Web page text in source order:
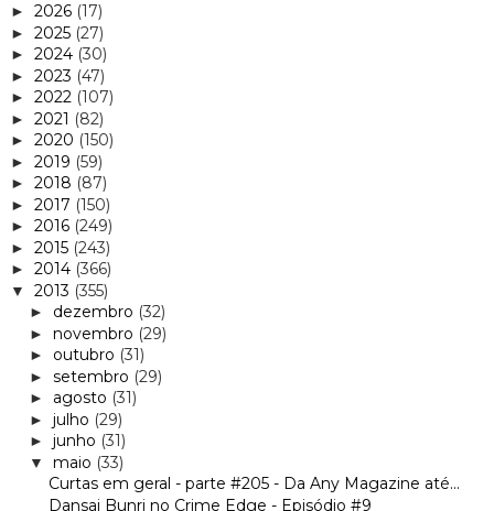
► 2026 (17)
► 2025 (27)
► 2024 (30)
► 2023 (47)
► 2022 (107)
► 2021 (82)
► 2020 (150)
► 2019 (59)
► 2018 (87)
► 2017 (150)
► 2016 (249)
► 2015 (243)
► 2014 (366)
▼ 2013 (355)
► dezembro (32)
► novembro (29)
► outubro (31)
► setembro (29)
► agosto (31)
► julho (29)
► junho (31)
▼ maio (33)
Curtas em geral - parte #205 - Da Any Magazine até...
Dansai Bunri no Crime Edge - Episódio #9